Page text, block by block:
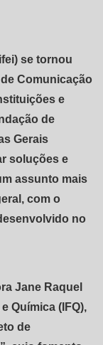
se tornou
Comunicação
e
de
Gerais
soluções e
assunto mais
com o
no
Jane Raquel
Química (IFQ),
de